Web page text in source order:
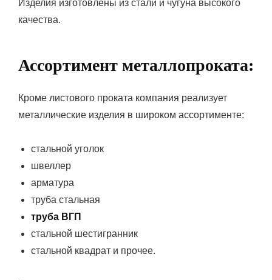
Изделия изготовлены из стали и чугуна высокого
качества.
Ассортимент металлопроката:
Кроме листового проката компания реализует
металлические изделия в широком ассортименте:
стальной уголок
швеллер
арматура
труба стальная
труба ВГП
стальной шестигранник
стальной квадрат и прочее.